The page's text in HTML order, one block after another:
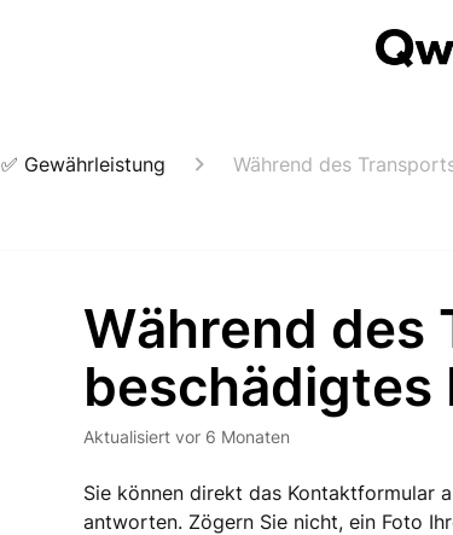
✅ Gewährleistung Während des
Während des
beschädigtes
Aktualisiert vor 6 Monaten
Sie können direkt das Kontaktformular
antworten. Zögern Sie nicht, ein Foto